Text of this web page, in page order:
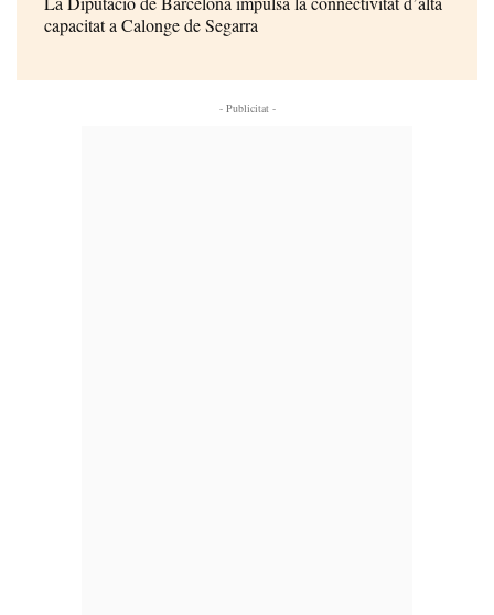
capacitat a Calonge de Segarra
- Publicitat -